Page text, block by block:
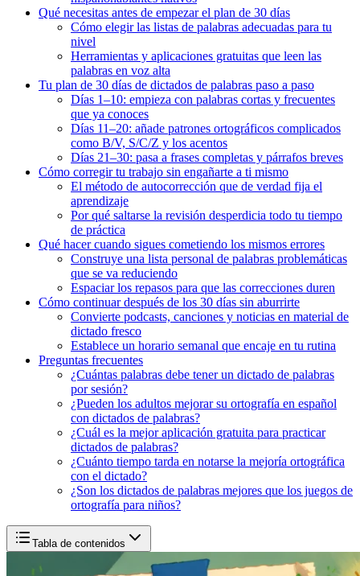
Qué necesitas antes de empezar el plan de 30 días
Cómo elegir las listas de palabras adecuadas para tu
nivel
Herramientas y aplicaciones gratuitas que leen las
palabras en voz alta
Tu plan de 30 días de dictados de palabras paso a paso
Días 1–10: empieza con palabras cortas y frecuentes
que ya conoces
Días 11–20: añade patrones ortográficos complicados
como B/V, S/C/Z y los acentos
Días 21–30: pasa a frases completas y párrafos breves
Cómo corregir tu trabajo sin engañarte a ti mismo
El método de autocorrección que de verdad fija el
aprendizaje
Por qué saltarse la revisión desperdicia todo tu tiempo
de práctica
Qué hacer cuando sigues cometiendo los mismos errores
Construye una lista personal de palabras problemáticas
que se va reduciendo
Espaciar los repasos para que las correcciones duren
Cómo continuar después de los 30 días sin aburrirte
Convierte podcasts, canciones y noticias en material de
dictado fresco
Establece un horario semanal que encaje en tu rutina
Preguntas frecuentes
¿Cuántas palabras debe tener un dictado de palabras
por sesión?
¿Pueden los adultos mejorar su ortografía en español
con dictados de palabras?
¿Cuál es la mejor aplicación gratuita para practicar
dictados de palabras?
¿Cuánto tiempo tarda en notarse la mejoría ortográfica
con el dictado?
¿Son los dictados de palabras mejores que los juegos de
ortografía para niños?
Tabla de contenidos